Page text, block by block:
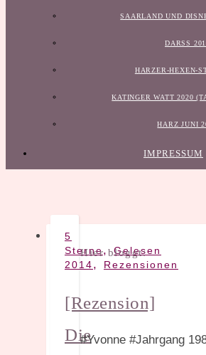
SAARLAND UND
DARSS 2016
HARZER-HEXEN-
KATINGER WATT 2020
HARZ JUNI
IMPRESSUM
5
Sterne,Gelesen
2014, Rezensionen
[Rezension]
Die
Hier bloggt:
#Yvonne #Jahrgang